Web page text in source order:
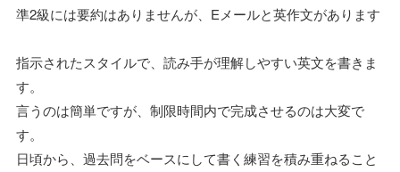
準2級には要約はありませんが、Eメールと英作文があります
指示されたスタイルで、読み手が理解しやすい英文を書きま
す。
言うのは簡単ですが、制限時間内で完成させるのは大変で
す。
日頃から、過去問をベースにして書く練習を積み重ねること